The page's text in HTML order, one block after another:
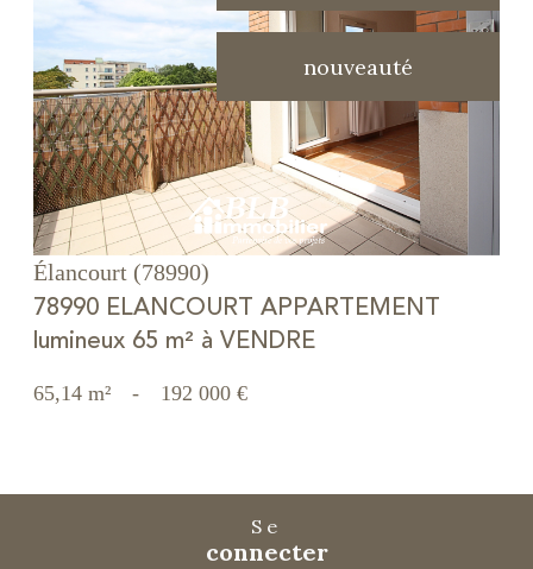
nouveauté
voir le bien
Élancourt (78990)
78990 ELANCOURT APPARTEMENT
lumineux 65 m² à VENDRE
65,14 m² - 192 000 €
Se
connecter